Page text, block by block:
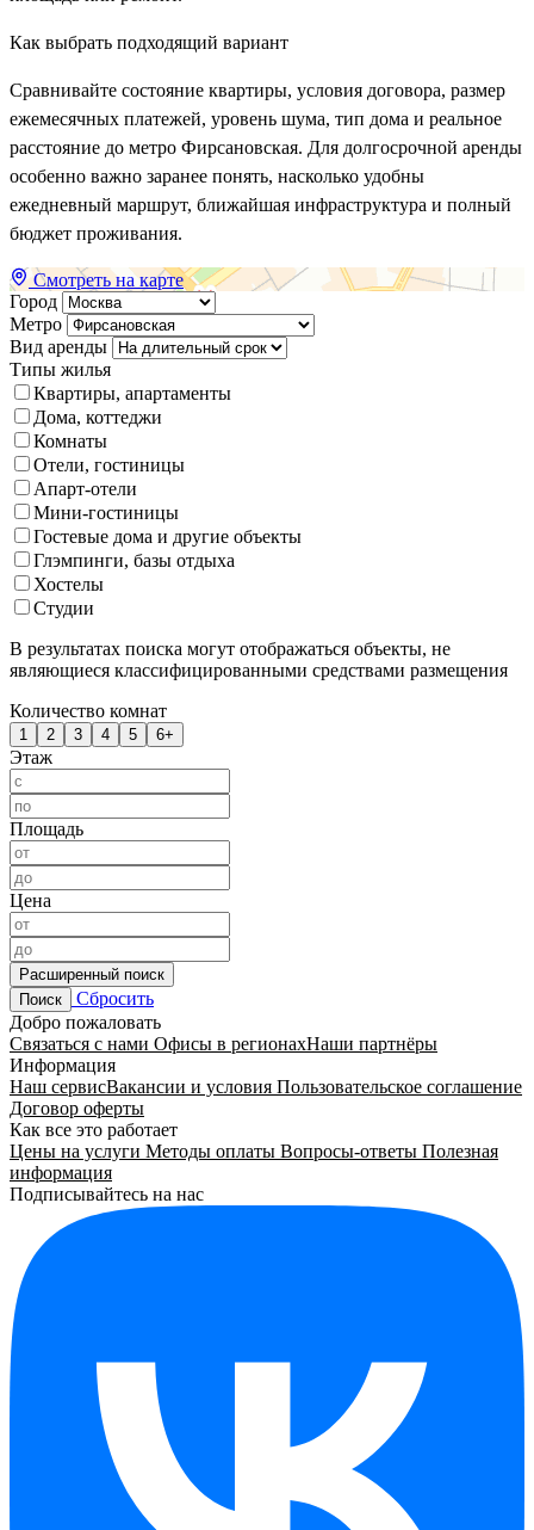
Как выбрать подходящий вариант
Сравнивайте состояние квартиры, условия договора, размер
ежемесячных платежей, уровень шума, тип дома и реальное
расстояние до метро Фирсановская. Для долгосрочной аренды
особенно важно заранее понять, насколько удобны
ежедневный маршрут, ближайшая инфраструктура и полный
бюджет проживания.
Смотреть на карте
Город
Метро
Вид аренды
Типы жилья
Квартиры, апартаменты
Дома, коттеджи
Комнаты
Отели, гостиницы
Апарт-отели
Мини-гостиницы
Гостевые дома и другие объекты
Глэмпинги, базы отдыха
Хостелы
Студии
В результатах поиска могут отображаться объекты, не
являющиеся классифицированными средствами размещения
Количество комнат
1 2 3 4 5 6+
Этаж
Площадь
Цена
Расширенный поиск
Поиск
Сбросить
Добро пожаловать
Связаться с нами Офисы в регионахНаши партнёры
Информация
Наш сервисВакансии и условия Пользовательское соглашение
Договор оферты
Как все это работает
Цены на услуги Методы оплаты Вопросы-ответы Полезная
информация
Подписывайтесь на нас